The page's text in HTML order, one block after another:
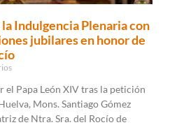
la Indulgencia Plenaria con
jubilares en honor de
el Papa León XIV tras la petición
Mons. Santiago Gómez
de Ntra. Sra. del Rocío de